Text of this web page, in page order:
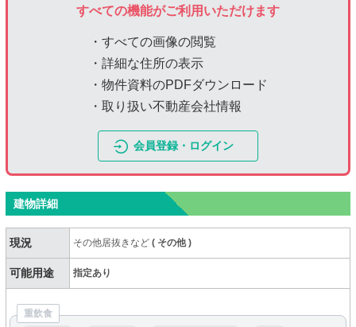
すべての機能がご利用いただけます
・すべての画像の閲覧
・詳細な住所の表示
・物件資料のPDFダウンロード
・取り扱い不動産会社情報
会員登録・ログイン
建物詳細
現況 その他居抜きなど( その他)
可能用途 指定あり
重飲食